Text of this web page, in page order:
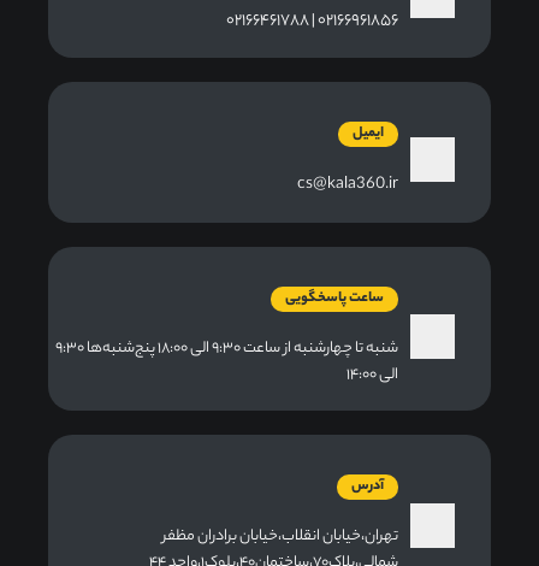
۰۲۱۶۶۹۶۱۸۵۶ | ۰۲۱۶۶۴۶۱۷۸۸
ایمیل
cs@kala360.ir
ساعت پاسخگویی
شنبه تا چهارشنبه از ساعت ۹:۳۰ الی ۱۸:۰۰ پنج‌شنبه‌ها ۹:۳۰
الی ۱۴:۰۰
آدرس
تهران،خیابان انقلاب،خیابان برادران مظفر